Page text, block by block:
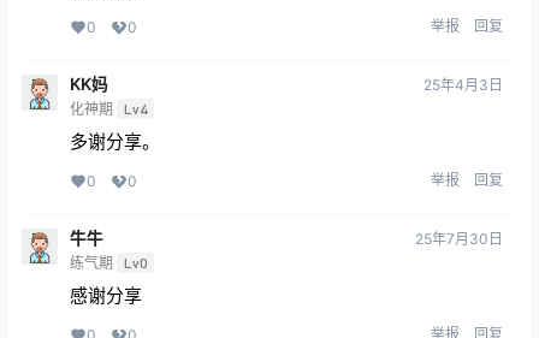
0 0 举报 回复
KK妈
化神期 Lv4
25年4月3日
多谢分享。
0 0 举报 回复
牛牛
练气期 Lv0
25年7月30日
感谢分享
举报 回复